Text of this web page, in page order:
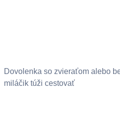
Dovolenka so zvieraťom alebo
miláčik túži cestovať